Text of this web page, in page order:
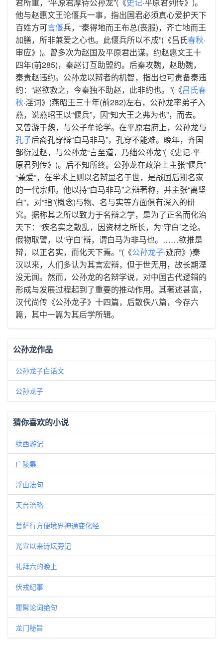
他与赵惠文王论偃兵一事，指出国君必须真心爱护天下
百姓方可言偃兵，“秦得地而王布总(丧服)，齐亡地而王
加膳，所非兼爱之心也。此偃兵所以不成”(《吕氏春秋·
审应》)。曾多次为赵国及平原君出谋。约赵惠文王十
四年(前285)，秦赵订互助盟约。后秦攻魏，赵助魏，
秦责赵违约。公孙龙以辩者的机智，指出也可责备秦违
约：“赵欲救之，今秦独不助赵，此非约也。”(《吕氏春
秋·淫词》)燕昭王三十年(前282)左右，公孙龙率弟子入
燕，说燕昭王以“偃兵”，因“知大王之弗为也”，而去。
又曾游于魏，与公子牟论学。在平原君府上，公孙龙与
孔子后裔孔穿辩“白马非马”，孔穿不能难。晚年，齐国
邹衍过赵，与公孙龙“言至道，乃绌公孙龙”(《史记·平
原君列传》)。后不知所终。公孙龙在政治上主张“偃兵”
“兼爱”，在学术上则以名辩显名于世，是战国后期名家
的一代宗师。他以持“白马非马”之辩著称，并主张“离坚
白”，对“指”(概念)与物、名与实等方面俱有深入的研
究。据称其之所以致力于名辩之学，是为了正名而化治
天下：“疾名实之散乱，因资材之所长，为‘守白’之论。
假物取譬，以‘守白’辩，谓白马为非马也。……欲推是
辩，以正名实，而化天下焉。”(《公孙龙子·迹府》)秦
汉以来，人们多认为其言宏辩，但于世无用，故长期湮
没无闻。然而，公孙龙的名辩学说，对中国古代逻辑的
形成与发展过程起到了重要的推动作用。其著述甚富，
汉代尚传《公孙龙子》十四篇，后散佚八篇，今存六
篇，其中一篇为其后学所辑。
公孙龙作品
公孙龙子白话文
公孙龙子
猜你喜欢的小说
续西游记
广陵集
浮山法句
天台治略
菩萨行方便境界神通变化经
光宣以来诗坛旁记
礼拜六的晚上
伏戎纪事
瞿髯论词绝句
龙门秘旨